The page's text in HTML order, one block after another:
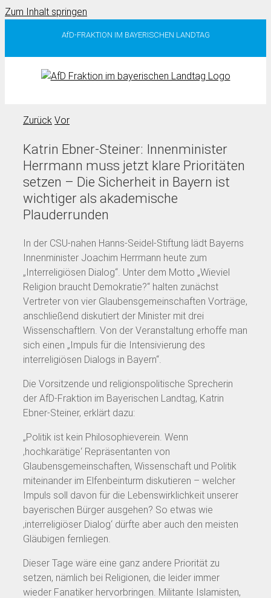
Zum Inhalt springen
AfD-FRAKTION IM BAYERISCHEN LANDTAG
Zurück Vor
Katrin Ebner-Steiner: Innenminister
Herrmann muss jetzt klare Prioritäten
setzen – Die Sicherheit in Bayern ist
wichtiger als akademische
Plauderrunden
In der CSU-nahen Hanns-Seidel-Stiftung lädt Bayerns
Innenminister Joachim Herrmann heute zum
„Interreligiösen Dialog“. Unter dem Motto „Wieviel
Religion braucht Demokratie?“ halten zunächst
Vertreter von vier Glaubensgemeinschaften Vorträge,
anschließend diskutiert der Minister mit drei
Wissenschaftlern. Von der Veranstaltung erhoffe man
sich einen „Impuls für die Intensivierung des
interreligiösen Dialogs in Bayern“.
Die Vorsitzende und religionspolitische Sprecherin
der AfD-Fraktion im Bayerischen Landtag, Katrin
Ebner-Steiner, erklärt dazu:
„Politik ist kein Philosophieverein. Wenn
‚hochkarätige‘ Repräsentanten von
Glaubensgemeinschaften, Wissenschaft und Politik
miteinander im Elfenbeinturm diskutieren – welcher
Impuls soll davon für die Lebenswirklichkeit unserer
bayerischen Bürger ausgehen? So etwas wie
‚interreligiöser Dialog‘ dürfte aber auch den meisten
Gläubigen fernliegen.
Dieser Tage wäre eine ganz andere Priorität zu
setzen, nämlich bei Religionen, die leider immer
wieder Fanatiker hervorbringen. Militante Islamisten,